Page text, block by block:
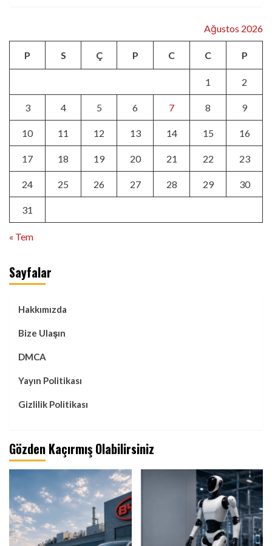
Ağustos 2026
P S Ç P C C P
1 2
3 4 5 6 7 8 9
10 11 12 13 14 15 16
17 18 19 20 21 22 23
24 25 26 27 28 29 30
31
« Tem
Sayfalar
Hakkımızda
Bize Ulaşın
DMCA
Yayın Politikası
Gizlilik Politikası
Gözden Kaçırmış Olabilirsiniz